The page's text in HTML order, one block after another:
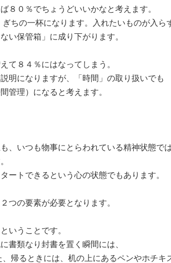
８０％でちょうどいいかなと考えます。
ちの一杯になります。入れたいものが入ら
い保管箱」に成り下がります。
て８４％にはなってしまう。
明になりますが、「時間」の取り扱いでも
管理）になると考えます。
、いつも物事にとらわれている精神状態では
ートできるという心の状態でもあります。
つの要素が必要となります。
いうことです。
書類なり封書を置く瞬間には、
帰るときには、机の上にあるペンやホチキ